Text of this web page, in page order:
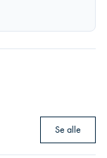
Se alle